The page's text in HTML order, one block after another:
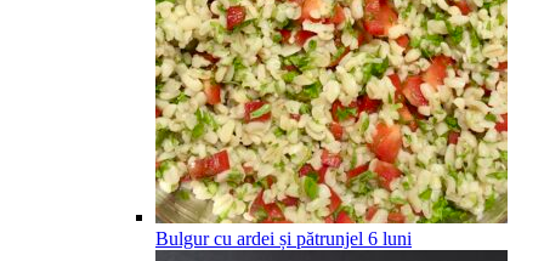
Bulgur cu ardei și pătrunjel 6 luni